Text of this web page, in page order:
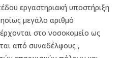
εργαστηριακή υποστήριξη
μεγάλο αριθμό
έρχονται στο νοσοκομείο ως
από συναδέλφους ,